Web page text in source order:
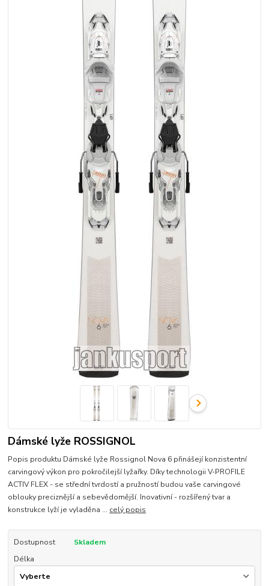
Dámské lyže ROSSIGNOL
Popis produktu Dámské lyže Rossignol Nova 6 přinášejí konzistentní
carvingový výkon pro pokročilejší lyžařky. Díky technologii V-PROFILE
ACTIV FLEX - se střední tvrdostí a pružností budou vaše carvingové
oblouky preciznější a sebevědomější. Inovativní - rozšířený tvar a
konstrukce lyží je vyladěna ... celý popis
Dostupnost
Skladem
Délka